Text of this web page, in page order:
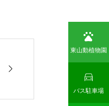


東山動植物園

バス駐車場